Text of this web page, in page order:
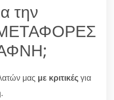
την
ΜΕΤΑΦΟΡΕΣ
μας με κριτικέςγια